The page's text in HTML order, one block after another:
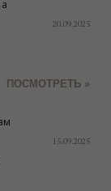
20.09.2025
ПОСМОТРЕТЬ »
15.09.2025